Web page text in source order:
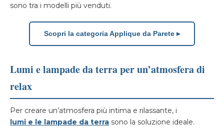
sono tra i modelli più venduti.
Scopri la categoria Applique da Parete ▸
Lumi e lampade da terra per un’atmosfera di
relax
Per creare un’atmosfera più intima e rilassante, i
lumi e le lampade da terra sono la soluzione ideale.